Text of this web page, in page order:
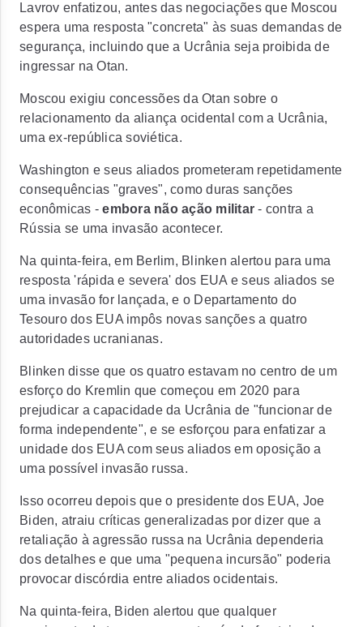
Lavrov enfatizou, antes das negociações que Moscou
espera uma resposta "concreta" às suas demandas de
segurança, incluindo que a Ucrânia seja proibida de
ingressar na Otan.
Moscou exigiu concessões da Otan sobre o
relacionamento da aliança ocidental com a Ucrânia,
uma ex-república soviética.
Washington e seus aliados prometeram repetidamente
consequências "graves", como duras sanções
econômicas -embora não ação militar - contra a
Rússia se uma invasão acontecer.
Na quinta-feira, em Berlim, Blinken alertou para uma
resposta 'rápida e severa' dos EUA e seus aliados se
uma invasão for lançada, e o Departamento do
Tesouro dos EUA impôs novas sanções a quatro
autoridades ucranianas.
Blinken disse que os quatro estavam no centro de um
esforço do Kremlin que começou em 2020 para
prejudicar a capacidade da Ucrânia de "funcionar de
forma independente", e se esforçou para enfatizar a
unidade dos EUA com seus aliados em oposição a
uma possível invasão russa.
Isso ocorreu depois que o presidente dos EUA, Joe
Biden, atraiu críticas generalizadas por dizer que a
retaliação à agressão russa na Ucrânia dependeria
dos detalhes e que uma "pequena incursão" poderia
provocar discórdia entre aliados ocidentais.
Na quinta-feira, Biden alertou que qualquer